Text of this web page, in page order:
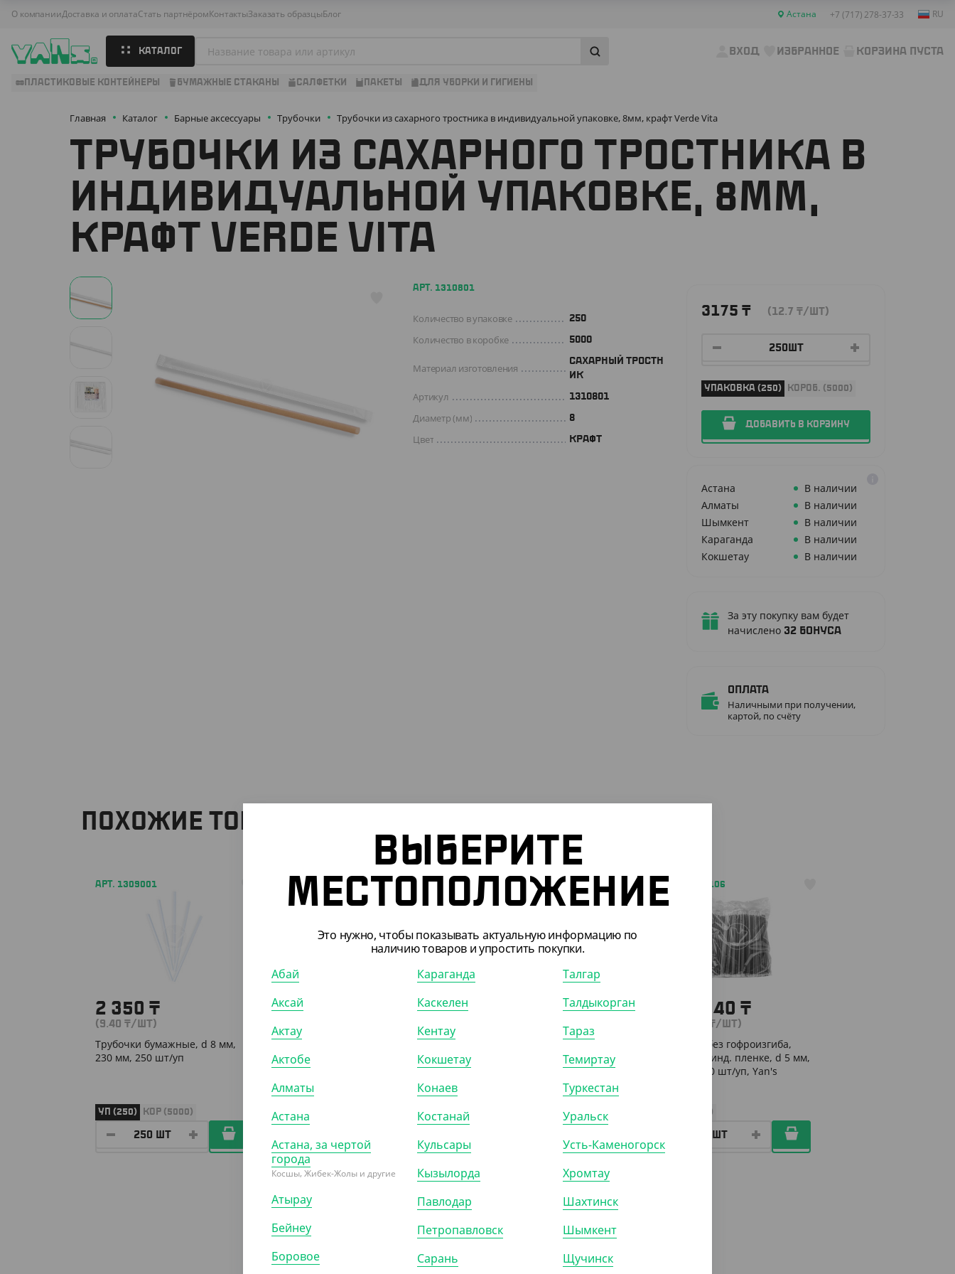
О компанииДоставка и оплатаСтать партнёромКонтактыЗаказать образцыБлог Астана +7 (717) 278-37-33 RU
КАТАЛОГ ВХОД ИЗБРАННОЕ КОРЗИНА ПУСТА
ПЛАСТИКОВЫЕ КОНТЕЙНЕРЫ БУМАЖНЫЕ СТАКАНЫ САЛФЕТКИ ПАКЕТЫ ДЛЯ УБОРКИ И ГИГИЕНЫ
Главная Каталог Барные аксессуары Трубочки Трубочки из сахарного тростника в индивидуальной упаковке, 8мм, крафт Verde Vita
ТРУБОЧКИ ИЗ САХАРНОГО ТРОСТНИКА В
ИНДИВИДУАЛЬНОЙ УПАКОВКЕ, 8ММ,
КРАФТ VERDE VITA
3175 ₸ (12.7 ₸/ШТ)
УПАКОВКА (250) КОРОБ. (5000)
ДОБАВИТЬ В КОРЗИНУ
Астана
В наличии
Алматы
В наличии
Шымкент
В наличии
Караганда
В наличии
Кокшетау
В наличии
За эту покупку вам будет
начислено 32 бонуса
Оплата
Наличными при получении,
картой, по счёту
АРТ. 1310801
Количество в упаковке 250
Количество в коробке 5000
Материал изготовления
САХАРНЫЙ ТРОСТН
ИК
Артикул 1310801
Диаметр (мм) 8
Цвет КРАФТ
ПОХОЖИЕ ТОВАРЫ
АРТ. 1309001
2 350 ₸
(9.40 ₸/ШТ)
Трубочки бумажные, d 8 мм,
230 мм, 250 шт/уп
УП (250) КОР (5000)
АРТ. 1309201
2 350
Трубочки бумажные, крафт, d 8
мм, 230 мм, 250 шт/уп
АРТ. 91303502
Трубочки без гофроизгиба,
черные, 300 шт, d 8 мм, 240 мм,
Yan`s
АРТ. 91303106
1 195.40 ₸
₸/ШТ)
Трубочки без гофроизгиба,
черные, в инд. пленке, d 5 мм,
240 мм, 500 шт/уп, Yan's
КОР (8)
ПОКАЗАТЬ ЕЩЁ
ВЫБЕРИТЕ
МЕСТОПОЛОЖЕНИЕ
Это нужно, чтобы показывать актуальную информацию по
наличию товаров и упростить покупки.
Абай
Аксай
Актау
Актобе
Алматы
Астана
Астана, за чертой
города
Косшы, Жибек-Жолы и другие
Атырау
Бейнеу
Боровое
Караганда
Каскелен
Кентау
Кокшетау
Конаев
Костанай
Кульсары
Кызылорда
Павлодар
Петропавловск
Сарань
Талгар
Талдыкорган
Тараз
Темиртау
Туркестан
Уральск
Усть-Каменогорск
Хромтау
Шахтинск
Шымкент
Щучинск